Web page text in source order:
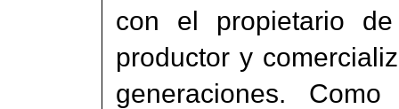
con el propietario
productor y
generaciones.